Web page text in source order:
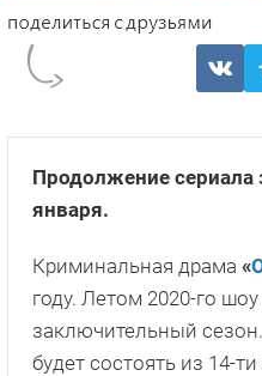
Продолжение сериала
января.
Криминальная драма «
году. Летом 2020-го
заключительный
будет состоять из 14-